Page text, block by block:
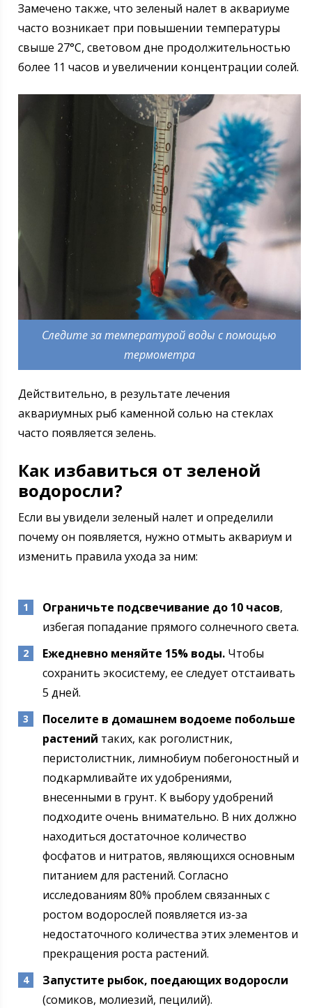
Замечено также, что зеленый налет в аквариуме
часто возникает при повышении температуры
свыше 27°C, световом дне продолжительностью
более 11 часов и увеличении концентрации солей.
Следите за температурой воды с помощью
термометра
Действительно, в результате лечения
аквариумных рыб каменной солью на стеклах
часто появляется зелень.
Как избавиться от зеленой
водоросли?
Если вы увидели зеленый налет и определили
почему он появляется, нужно отмыть аквариум и
изменить правила ухода за ним:
Ограничьте подсвечивание до 10 часов,
избегая попадание прямого солнечного света.
Ежедневно меняйте 15% воды.Чтобы
сохранить экосистему, ее следует отстаивать
5 дней.
Поселите в домашнем водоеме побольше
растений таких, как роголистник,
перистолистник, лимнобиум побегоностный и
подкармливайте их удобрениями,
внесенными в грунт. К выбору удобрений
подходите очень внимательно. В них должно
находиться достаточное количество
фосфатов и нитратов, являющихся основным
питанием для растений. Согласно
исследованиям 80% проблем связанных с
ростом водорослей появляется из-за
недостаточного количества этих элементов и
прекращения роста растений.
Запустите рыбок, поедающих водоросли
(сомиков, молиезий, пецилий).